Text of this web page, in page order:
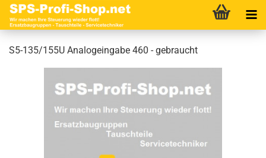
S5-135/155U Analogeingabe 460 - gebraucht